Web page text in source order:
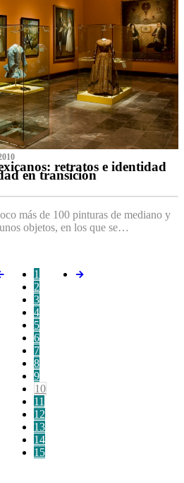
retratos e identidad
en transición
más de 100 pinturas de mediano y
objetos, en los que se…
1
2
3
4
5
6
7
8
9
10
11
12
13
14
15